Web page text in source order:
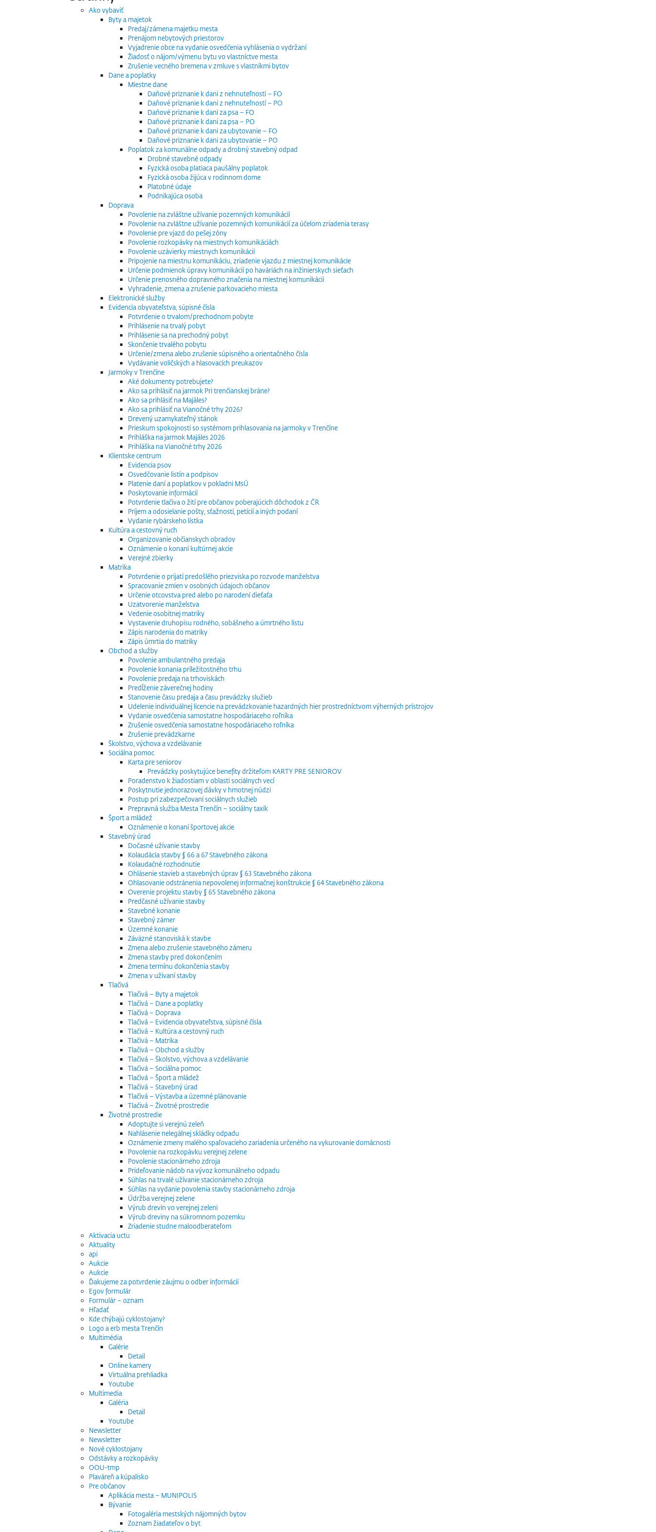
Ako vybaviť
Byty a majetok
Predaj/zámena majetku mesta
Prenájom nebytových priestorov
Vyjadrenie obce na vydanie osvedčenia vyhlásenia o vydržaní
Žiadosť o nájom/výmenu bytu vo vlastníctve mesta
Zrušenie vecného bremena v zmluve s vlastníkmi bytov
Dane a poplatky
Miestne dane
Daňové priznanie k dani z nehnuteľností – FO
Daňové priznanie k dani z nehnuteľností – PO
Daňové priznanie k dani za psa – FO
Daňové priznanie k dani za psa – PO
Daňové priznanie k dani za ubytovanie – FO
Daňové priznanie k dani za ubytovanie – PO
Poplatok za komunálne odpady a drobný stavebný odpad
Drobné stavebné odpady
Fyzická osoba platiaca paušálny poplatok
Fyzická osoba žijúca v rodinnom dome
Platobné údaje
Podnikajúca osoba
Doprava
Povolenie na zvláštne užívanie pozemných komunikácií
Povolenie na zvláštne užívanie pozemných komunikácií za účelom zriadenia terasy
Povolenie pre vjazd do pešej zóny
Povolenie rozkopávky na miestnych komunikáciách
Povolenie uzávierky miestnych komunikácií
Pripojenie na miestnu komunikáciu, zriadenie vjazdu z miestnej komunikácie
Určenie podmienok úpravy komunikácií po haváriách na inžinierskych sieťach
Určenie prenosného dopravného značenia na miestnej komunikácii
Vyhradenie, zmena a zrušenie parkovacieho miesta
Elektronické služby
Evidencia obyvateľstva, súpisné čísla
Potvrdenie o trvalom/prechodnom pobyte
Prihlásenie na trvalý pobyt
Prihlásenie sa na prechodný pobyt
Skončenie trvalého pobytu
Určenie/zmena alebo zrušenie súpisného a orientačného čísla
Vydávanie voličských a hlasovacích preukazov
Jarmoky v Trenčíne
Aké dokumenty potrebujete?
Ako sa prihlásiť na jarmok Pri trenčianskej bráne?
Ako sa prihlásiť na Majáles?
Ako sa prihlásiť na Vianočné trhy 2026?
Drevený uzamykateľný stánok
Prieskum spokojnosti so systémom prihlasovania na jarmoky v Trenčíne
Prihláška na jarmok Majáles 2026
Prihláška na Vianočné trhy 2026
Klientske centrum
Evidencia psov
Osvedčovanie listín a podpisov
Platenie daní a poplatkov v pokladni MsÚ
Poskytovanie informácií
Potvrdenie tlačiva o žití pre občanov poberajúcich dôchodok z ČR
Príjem a odosielanie pošty, sťažností, petícií a iných podaní
Vydanie rybárskeho lístka
Kultúra a cestovný ruch
Organizovanie občianskych obradov
Oznámenie o konaní kultúrnej akcie
Verejné zbierky
Matrika
Potvrdenie o prijatí predošlého priezviska po rozvode manželstva
Spracovanie zmien v osobných údajoch občanov
Určenie otcovstva pred alebo po narodení dieťaťa
Uzatvorenie manželstva
Vedenie osobitnej matriky
Vystavenie druhopisu rodného, sobášneho a úmrtného listu
Zápis narodenia do matriky
Zápis úmrtia do matriky
Obchod a služby
Povolenie ambulantného predaja
Povolenie konania príležitostného trhu
Povolenie predaja na trhoviskách
Predĺženie záverečnej hodiny
Stanovenie času predaja a času prevádzky služieb
Udelenie individuálnej licencie na prevádzkovanie hazardných hier prostredníctvom výherných prístrojov
Vydanie osvedčenia samostatne hospodáriaceho roľníka
Zrušenie osvedčenia samostatne hospodáriaceho roľníka
Zrušenie prevádzkarne
Školstvo, výchova a vzdelávanie
Sociálna pomoc
Karta pre seniorov
Prevádzky poskytujúce benefity držiteľom KARTY PRE SENIOROV
Poradenstvo k žiadostiam v oblasti sociálnych vecí
Poskytnutie jednorazovej dávky v hmotnej núdzi
Postup pri zabezpečovaní sociálnych služieb
Prepravná služba Mesta Trenčín – sociálny taxík
Šport a mládež
Oznámenie o konaní športovej akcie
Stavebný úrad
Dočasné užívanie stavby
Kolaudácia stavby § 66 a 67 Stavebného zákona
Kolaudačné rozhodnutie
Ohlásenie stavieb a stavebných úprav § 63 Stavebného zákona
Ohlasovanie odstránenia nepovolenej informačnej konštrukcie § 64 Stavebného zákona
Overenie projektu stavby § 65 Stavebného zákona
Predčasné užívanie stavby
Stavebné konanie
Stavebný zámer
Územné konanie
Záväzné stanoviská k stavbe
Zmena alebo zrušenie stavebného zámeru
Zmena stavby pred dokončením
Zmena termínu dokončenia stavby
Zmena v užívaní stavby
Tlačivá
Tlačivá – Byty a majetok
Tlačivá – Dane a poplatky
Tlačivá – Doprava
Tlačivá – Evidencia obyvateľstva, súpisné čísla
Tlačivá – Kultúra a cestovný ruch
Tlačivá – Matrika
Tlačivá – Obchod a služby
Tlačivá – Školstvo, výchova a vzdelávanie
Tlačivá – Sociálna pomoc
Tlačivá – Šport a mládež
Tlačivá – Stavebný úrad
Tlačivá – Výstavba a územné plánovanie
Tlačivá – Životné prostredie
Životné prostredie
Adoptujte si verejnú zeleň
Nahlásenie nelegálnej skládky odpadu
Oznámenie zmeny malého spaľovacieho zariadenia určeného na vykurovanie domácnosti
Povolenie na rozkopávku verejnej zelene
Povolenie stacionárneho zdroja
Prideľovanie nádob na vývoz komunálneho odpadu
Súhlas na trvalé užívanie stacionárneho zdroja
Súhlas na vydanie povolenia stavby stacionárneho zdroja
Údržba verejnej zelene
Výrub drevín vo verejnej zeleni
Výrub dreviny na súkromnom pozemku
Zriadenie studne maloodberateľom
Aktivacia uctu
Aktuality
api
Aukcie
Aukcie
Ďakujeme za potvrdenie záujmu o odber informácií
Egov formulár
Formulár – oznam
Hľadať
Kde chýbajú cyklostojany?
Logo a erb mesta Trenčín
Multimédia
Galérie
Detail
Online kamery
Virtuálna prehliadka
Youtube
Multimedia
Galéria
Detail
Youtube
Newsletter
Newsletter
Nové cyklostojany
Odstávky a rozkopávky
OOU-tmp
Plaváreň a kúpalisko
Pre občanov
Aplikácia mesta – MUNIPOLIS
Bývanie
Fotogaléria mestských nájomných bytov
Zoznam žiadateľov o byt